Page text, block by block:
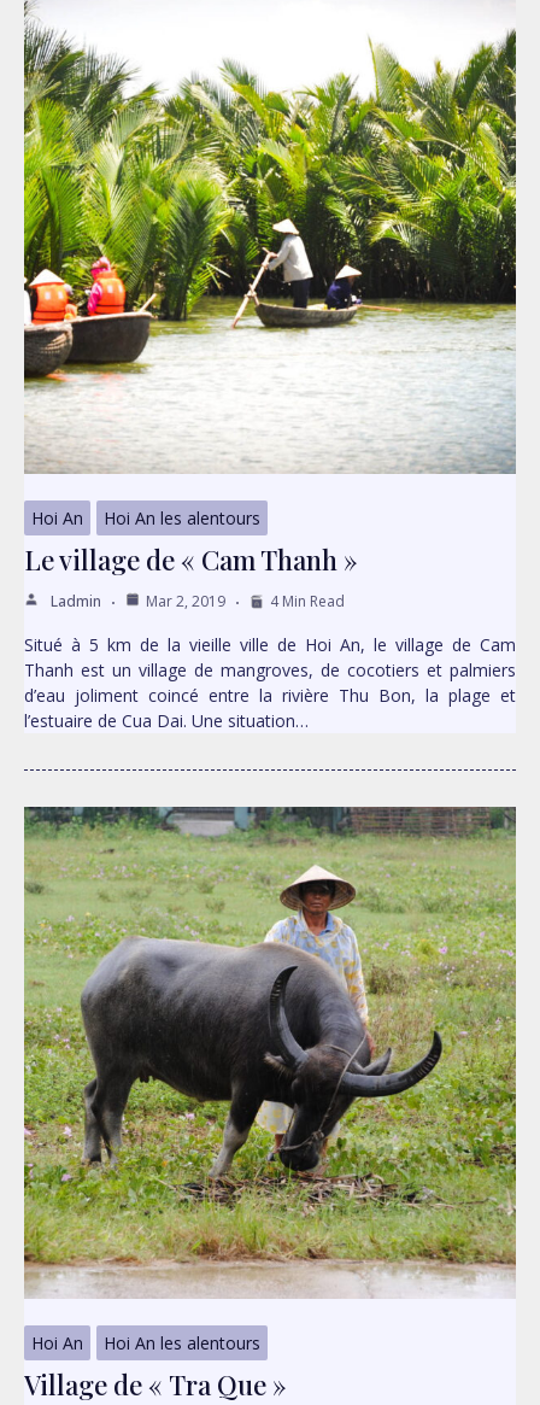
Hoi An Hoi An les alentours
Le village de « Cam Thanh »
Ladmin Mar 2, 2019 4 Min Read
Situé à 5 km de la vieille ville de Hoi An, le village de Cam
Thanh est un village de mangroves, de cocotiers et palmiers
d’eau joliment coincé entre la rivière Thu Bon, la plage et
l’estuaire de Cua Dai. Une situation…
Hoi An Hoi An les alentours
Village de « Tra Que »